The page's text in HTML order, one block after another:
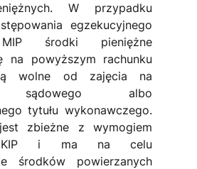
W przypadku
egzekucyjnego
środki pieniężne
na powyższym rachunku
wolne od zajęcia na
sądowego albo
tytułu wykonawczego.
zbieżne z wymogiem
KIP i ma na celu
środków powierzanych